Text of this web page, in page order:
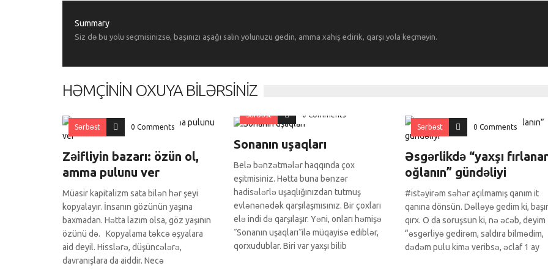
Summary
Siz də bu yolu seçmisinizsə, başınızı aşağı salın yolunuzu gedin, amma xahiş edirik, qarşı yola keçməyin.
HƏMÇININ OXUYA BILƏRSINIZ
Sərbəst 0 Comments
Zəifliyin bazarı: özün ol,
amma pulunu ver
Müasir kapitalizm sata bilən hər şeyi
kopyalayır. İnsanın gözünün yaşına
baxmadan. Hətta lazım olsa, göz yaşının
özünü də. Kopyalama təkcə əşyalara
aid deyil. Hisslərə, düşüncələrə,
davranışlara da aiddir. Necə
Sərbəst 0 Comments
Sonanın uşaqları
Belə bənzətmələr haqqında çox
eşitmisiniz. Hətta buna bənzər
hadisələrlə uşaqlığınızdan tutmuş
evlənənədək qarşılaşmısınız. Bir çoxları
elə indi də qarşılaşır. Yəni, onları həmişə
˝Sonanın uşaqları˝ilə müqayisə ediblər,
qorxudublar. Biri var yaxşı bilib
Sərbəst 0 Comments
Əsgərlikdə “yaxşı
oğlanın” gündəliyi
#istəyirəm səhər açılmamış qanım it
qanına dönsün. Dəlləyə gedim ki,
qırx. O da soruşsun ki, nə əcəb, deyim
“əsgərliyə gedirəm, saldıra bilmədim,
dədəm pulu kimə veribsə, əclaf 1 ay